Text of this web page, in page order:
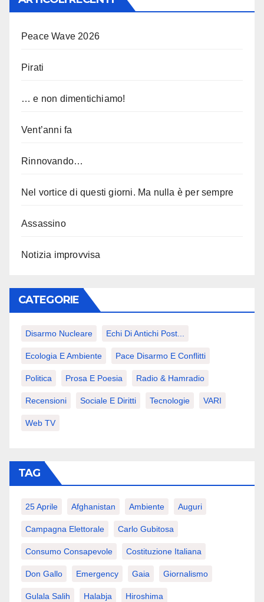
Peace Wave 2026
Pirati
… e non dimentichiamo!
Vent’anni fa
Rinnovando…
Nel vortice di questi giorni. Ma nulla è per sempre
Assassino
Notizia improvvisa
CATEGORIE
Disarmo Nucleare Echi Di Antichi Post...
Ecologia E Ambiente Pace Disarmo E Conflitti
Politica Prosa E Poesia Radio & Hamradio
Recensioni Sociale E Diritti Tecnologie VARI
Web TV
TAG
25 Aprile Afghanistan Ambiente Auguri
Campagna Elettorale Carlo Gubitosa
Consumo Consapevole Costituzione Italiana
Don Gallo Emergency Gaia Giornalismo
Gulala Salih Halabja Hiroshima